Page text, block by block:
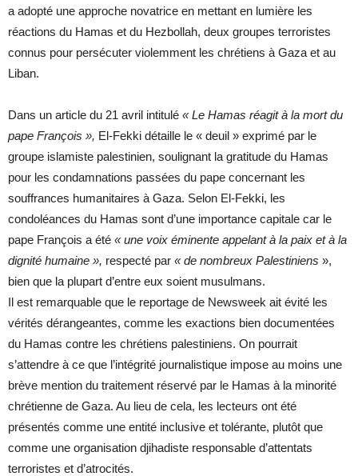
a adopté une approche novatrice en mettant en lumière les
réactions du Hamas et du Hezbollah, deux groupes terroristes
connus pour persécuter violemment les chrétiens à Gaza et au
Liban.
Dans un article du 21 avril intitulé « Le Hamas réagit à la mort du
pape François », El-Fekki détaille le « deuil » exprimé par le
groupe islamiste palestinien, soulignant la gratitude du Hamas
pour les condamnations passées du pape concernant les
souffrances humanitaires à Gaza. Selon El-Fekki, les
condoléances du Hamas sont d’une importance capitale car le
pape François a été « une voix éminente appelant à la paix et à la
dignité humaine », respecté par « de nombreux Palestiniens »,
bien que la plupart d’entre eux soient musulmans.
Il est remarquable que le reportage de Newsweek ait évité les
vérités dérangeantes, comme les exactions bien documentées
du Hamas contre les chrétiens palestiniens. On pourrait
s’attendre à ce que l’intégrité journalistique impose au moins une
brève mention du traitement réservé par le Hamas à la minorité
chrétienne de Gaza. Au lieu de cela, les lecteurs ont été
présentés comme une entité inclusive et tolérante, plutôt que
comme une organisation djihadiste responsable d’attentats
terroristes et d’atrocités.